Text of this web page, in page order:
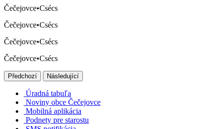
Čečejovce•Csécs
Čečejovce•Csécs
Čečejovce•Csécs
Čečejovce•Csécs
Předchozí Následující
Úradná tabuľa
Noviny obce Čečejovce
Mobilná aplikácia
Podnety pre starostu